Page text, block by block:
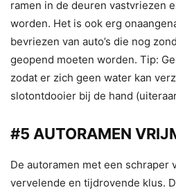
ramen in de deuren vastvriezen
worden. Het is ook erg
bevriezen van auto’s die nog
geopend moeten worden. Tip:
zodat er zich geen water kan
slotontdooier bij de hand
#5 AUTORAMEN
De autoramen met een schraper
vervelende en tijdrovende klus.